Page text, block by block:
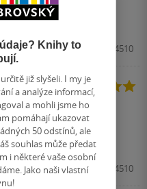
Grada, 2019, 9788027124510
Grada, 2019, 9788027124510
Knihy to
již slyšeli. I my je
a analýze informací,
a mohli jsme ho
pomáhají ukazovat
50 odstínů, ale
souhlas může předat
i některé vaše osobní
Jako naši vlastní